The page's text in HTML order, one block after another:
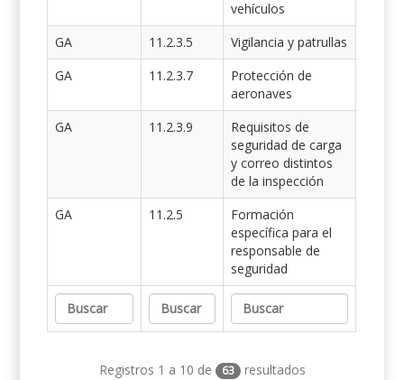
vehículos
GA
11.2.3.5
Vigilancia y patrullas
GA
11.2.3.7
Protección de
aeronaves
GA
11.2.3.9
Requisitos de
seguridad de carga
y correo distintos
de la inspección
GA
11.2.5
Formación
específica para el
responsable de
seguridad
Registros 1 a 10 de 63 resultados